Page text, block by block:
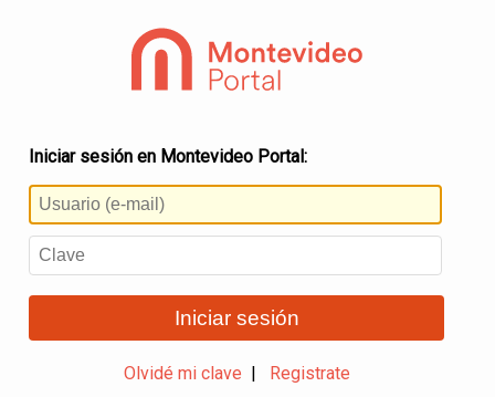
Iniciar sesión en Montevideo Portal:
Iniciar sesión
Olvidé mi clave Registrate